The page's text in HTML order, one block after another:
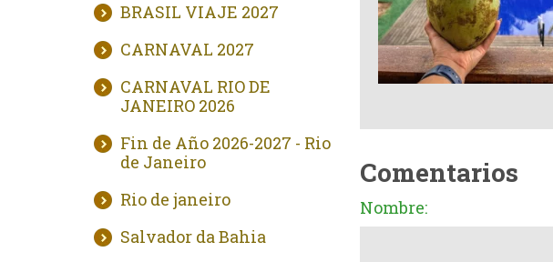
BRASIL VIAJE 2027
CARNAVAL 2027
CARNAVAL RIO DE
JANEIRO 2026
Fin de Año 2026-2027 - Rio
de Janeiro
Rio de janeiro
Salvador da Bahia
Comentarios
Nombre: